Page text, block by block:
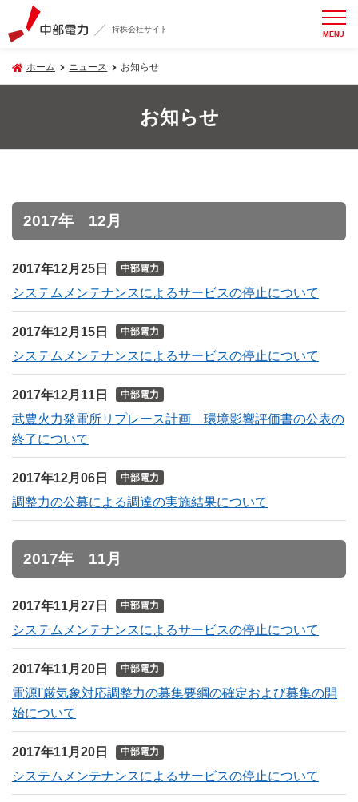
持株会社サイト MENU
ホーム ニュース お知らせ
お知らせ
2017年 12月
2017年12月25日 中部電力
システムメンテナンスによるサービスの停止について
2017年12月15日 中部電力
システムメンテナンスによるサービスの停止について
2017年12月11日 中部電力
武豊火力発電所リプレース計画 環境影響評価書の公表の
終了について
2017年12月06日 中部電力
調整力の公募による調達の実施結果について
2017年 11月
2017年11月27日 中部電力
システムメンテナンスによるサービスの停止について
2017年11月20日 中部電力
電源I'厳気象対応調整力の募集要綱の確定および募集の開
始について
2017年11月20日 中部電力
システムメンテナンスによるサービスの停止について